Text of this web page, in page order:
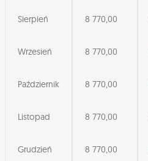
Sierpień 8 770,00
Wrzesień 8 770,00
Październik 8 770,00
Listopad 8 770,00
Grudzień 8 770,00